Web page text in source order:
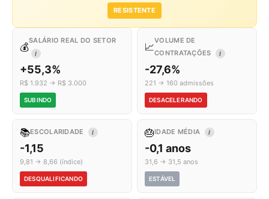
RESISTENTE
💰
SALÁRIO REAL DO SETOR
I
+55,3%
R$ 1.932 → R$ 3.000
SUBINDO
📈
VOLUME DE
CONTRATAÇÕES
I
-27,6%
221 → 160 admissões
DESACELERANDO
📚ESCOLARIDADE I
-1,15
9,81 → 8,66 (índice)
DESQUALIFICANDO
🎂IDADE MÉDIA I
-0,1 anos
31,6 → 31,5 anos
ESTÁVEL